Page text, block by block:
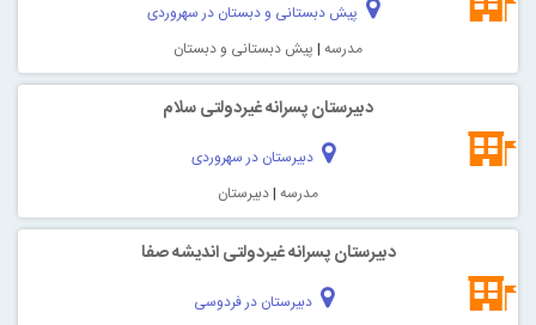
پیش دبستانی و دبستان در سهروردی
مدرسه | پیش دبستانی و دبستان
دبیرستان پسرانه غیردولتی سلام
دبیرستان در سهروردی
مدرسه |دبیرستان
دبیرستان پسرانه غیردولتی اندیشه صفا
دبیرستان در فردوسی